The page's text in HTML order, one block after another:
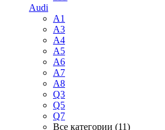
Audi
A1
A3
A4
A5
A6
A7
A8
Q3
Q5
Q7
Все категории (11)